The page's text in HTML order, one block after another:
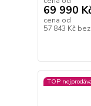
69 990
cena od
57 843 Kč
TOP